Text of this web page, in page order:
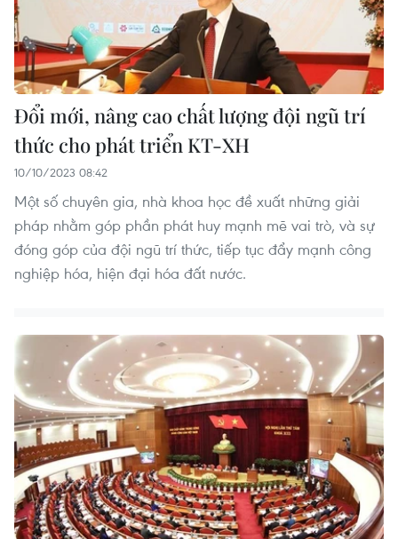
Đổi mới, nâng cao chất lượng đội ngũ trí
thức cho phát triển KT-XH
10/10/2023 08:42
Một số chuyên gia, nhà khoa học đề xuất những giải
pháp nhằm góp phần phát huy mạnh mẽ vai trò, và sự
đóng góp của đội ngũ trí thức, tiếp tục đẩy mạnh công
nghiệp hóa, hiện đại hóa đất nước.